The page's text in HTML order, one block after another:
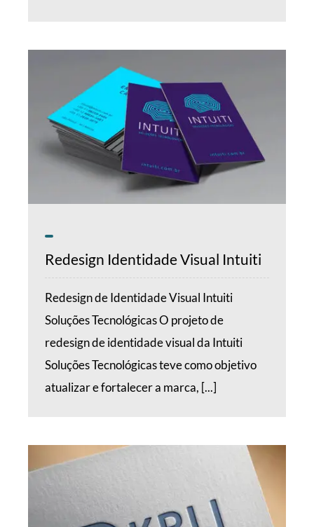
Redesign Identidade Visual Intuiti
Redesign de Identidade Visual Intuiti
Soluções Tecnológicas O projeto de
redesign de identidade visual da Intuiti
Soluções Tecnológicas teve como objetivo
atualizar e fortalecer a marca, [...]